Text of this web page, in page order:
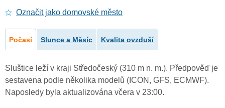
Označit jako domovské město
Počasí Slunce a Měsíc Kvalita ovzduší
Sluštice leží v kraji Středočeský (310 m n. m.). Předpověď je
sestavena podle několika modelů (ICON, GFS, ECMWF).
Naposledy byla aktualizována včera v 23:00.